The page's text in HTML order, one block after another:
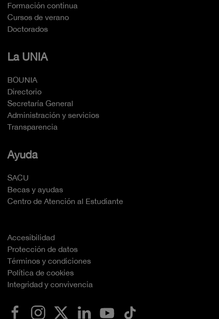
Formación continua
Cursos de verano
Doctorados
La UNIA
BOUNIA
Directorio
Secretaría General
Administración y servicios
Transparencia
Ayuda
SACU
Becas y ayudas
Centro de Atención al Estudiante
Accesibilidad
Protección de datos
Términos y condiciones
Política de cookies
Integridad y convivencia